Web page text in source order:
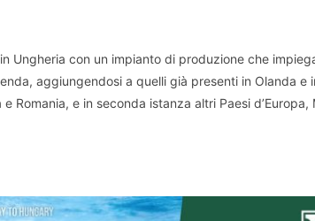
Ungheria con un impianto di produzione che
aggiungendosi a quelli già presenti in Olanda e
Romania, e in seconda istanza altri Paesi